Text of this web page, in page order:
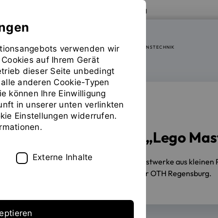
Zur Website der OTH Regensburg
FAKULTÄT ELEKTRO- UND INFORMATIONSTECHNIK
FERNSEHSHOW
OTH-Student will „Lego
21.09.2023Julian Thoma baut Kunstwerke aus
Ausgleich zu seinem Studium an der OTH Regensburg.
verwenden wir
auf Ihrem Gerät
dieser Seite unbedingt
anderen Cookie-Typen
können Ihre Einwilligung
in unserer unten verlinkten
Einstellungen widerrufen.
Externe Inhalte